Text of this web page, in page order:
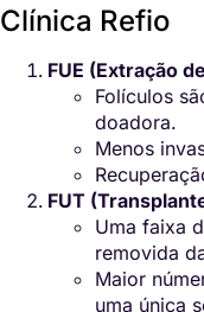
Clínica Refio
FUE (Extração
Folículos
doadora.
Menos
FUT
Uma faixa
removida
Maior
uma única